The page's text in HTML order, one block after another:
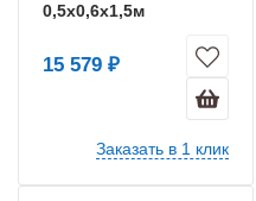
0,5х0,6х1,5м
15 579 ₽
Заказать в 1 клик